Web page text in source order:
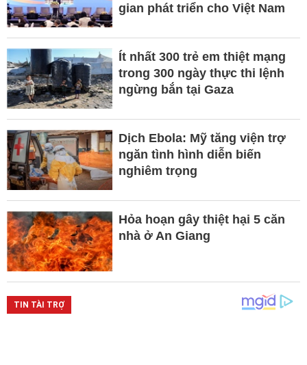
gian phát triển cho Việt Nam
Ít nhất 300 trẻ em thiệt mạng
trong 300 ngày thực thi lệnh
ngừng bắn tại Gaza
Dịch Ebola: Mỹ tăng viện trợ
ngăn tình hình diễn biến
nghiêm trọng
Hỏa hoạn gây thiệt hại 5 căn
nhà ở An Giang